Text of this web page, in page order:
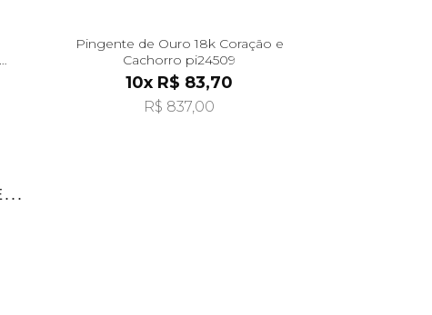
Pingente de Ouro 18k Coração e
Cachorro pi24509
10x R$ 83,70
R$ 837,00